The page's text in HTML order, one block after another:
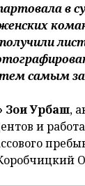
в
самым
Зои Урбаш,
и